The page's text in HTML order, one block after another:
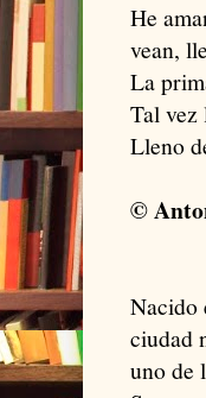
He
vean,
La
Tal vez
Lleno
©
Nacido
ciudad
uno de